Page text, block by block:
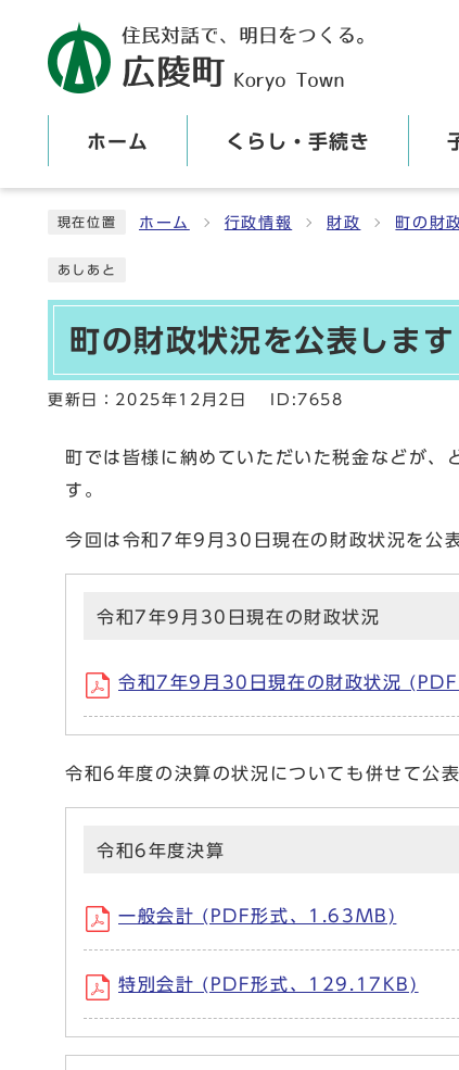
ホーム くらし・手続き
現在位置 ホーム 行政情報 財政 町の財
あしあと
町の財政状況を公表しま
更新日： 2025年12月2日 ID:7658
町では皆様に納めていただいた税金などが
す。
今回は令和7年9月30日現在の財政状況を公表
令和7年9月30日現在の財政状況
令和7年9月30日現在の財政状況
令和6年度の決算の状況についても併せて公表
令和6年度決算
一般会計 (PDF形式、1.63MB)
特別会計 (PDF形式、129.17KB)